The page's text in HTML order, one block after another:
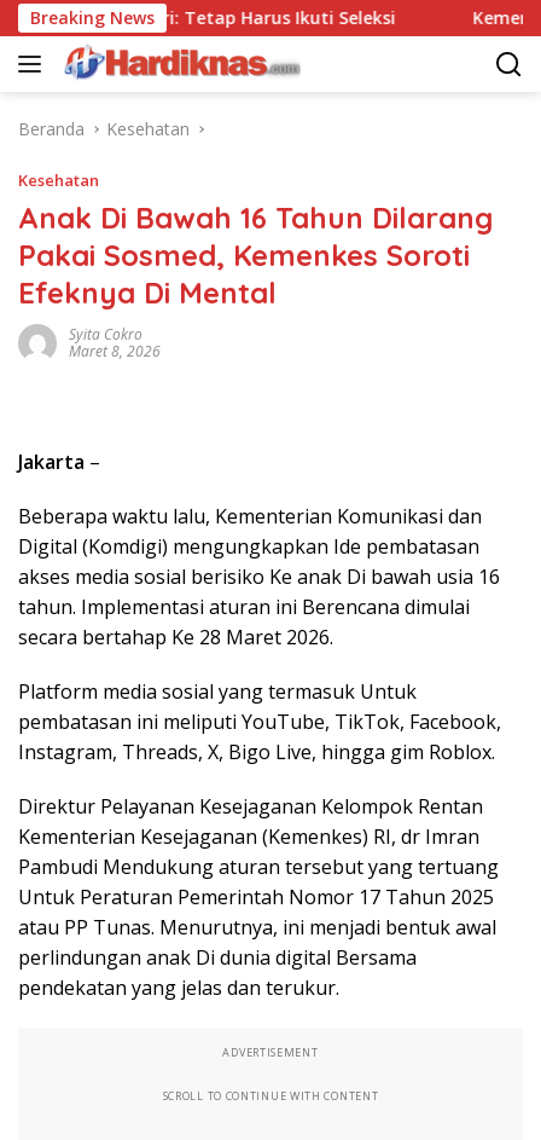
Langsung
ke
konten
Breaking News
Tes, Polri: Tetap Harus Ikuti Seleksi Kemenpar
Beranda Kesehatan
Kesehatan
Anak Di Bawah 16 Tahun Dilarang
Pakai Sosmed, Kemenkes Soroti
Efeknya Di Mental
Syita Cokro
Maret 8, 2026
Jakarta –
Beberapa waktu lalu, Kementerian Komunikasi dan
Digital (Komdigi) mengungkapkan Ide pembatasan
akses media sosial berisiko Ke anak Di bawah usia 16
tahun. Implementasi aturan ini Berencana dimulai
secara bertahap Ke 28 Maret 2026.
Platform media sosial yang termasuk Untuk
pembatasan ini meliputi YouTube, TikTok, Facebook,
Instagram, Threads, X, Bigo Live, hingga gim Roblox.
Direktur Pelayanan Kesejaganan Kelompok Rentan
Kementerian Kesejaganan (Kemenkes) RI, dr Imran
Pambudi Mendukung aturan tersebut yang tertuang
Untuk Peraturan Pemerintah Nomor 17 Tahun 2025
atau PP Tunas. Menurutnya, ini menjadi bentuk awal
perlindungan anak Di dunia digital Bersama
pendekatan yang jelas dan terukur.
ADVERTISEMENT
SCROLL TO CONTINUE WITH CONTENT